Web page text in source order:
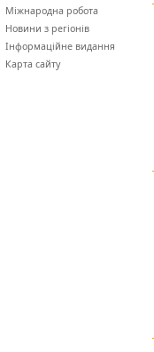
Міжнародна робота
Новини з регіонів
Інформаційне видання
Карта сайту